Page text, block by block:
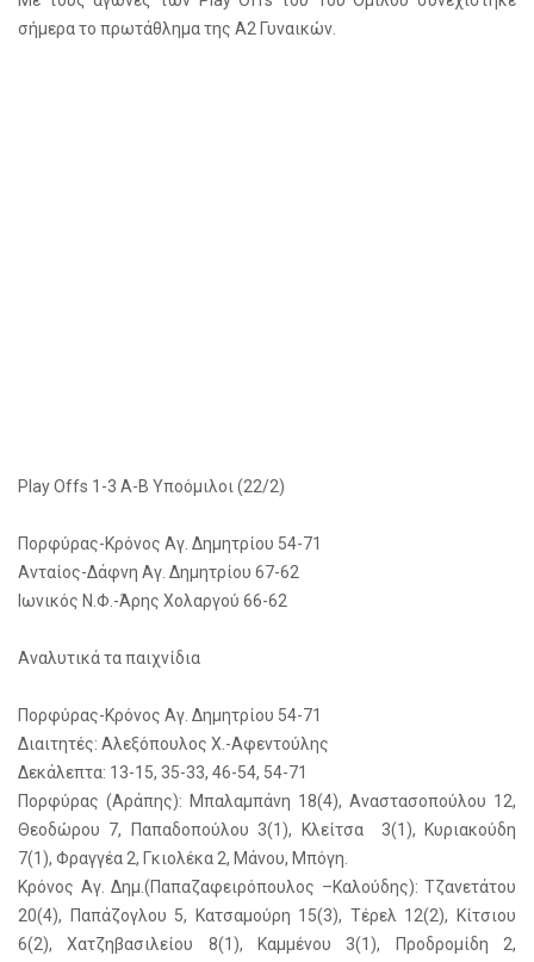
σήμερα το πρωτάθλημα της Α2 Γυναικών.
Play Offs 1-3 Α-Β Υποόμιλοι (22/2)
Πορφύρας-Κρόνος Αγ. Δημητρίου 54-71
Ανταίος-Δάφνη Αγ. Δημητρίου 67-62
Ιωνικός Ν.Φ.-Άρης Χολαργού 66-62
Αναλυτικά τα παιχνίδια
Πορφύρας-Κρόνος Αγ. Δημητρίου 54-71
Διαιτητές: Αλεξόπουλος Χ.-Αφεντούλης
Δεκάλεπτα: 13-15, 35-33, 46-54, 54-71
Πορφύρας (Αράπης): Μπαλαμπάνη 18(4), Αναστασοπούλου 12,
Θεοδώρου 7, Παπαδοπούλου 3(1), Κλείτσα 3(1), Κυριακούδη
7(1), Φραγγέα 2, Γκιολέκα 2, Μάνου, Μπόγη.
Κρόνος Αγ. Δημ.(Παπαζαφειρόπουλος –Καλούδης): Τζανετάτου
20(4), Παπάζογλου 5, Κατσαμούρη 15(3), Τέρελ 12(2), Κίτσιου
6(2), Χατζηβασιλείου 8(1), Καμμένου 3(1), Προδρομίδη 2,